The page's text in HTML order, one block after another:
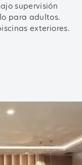
supervisión
para adultos.
exteriores.